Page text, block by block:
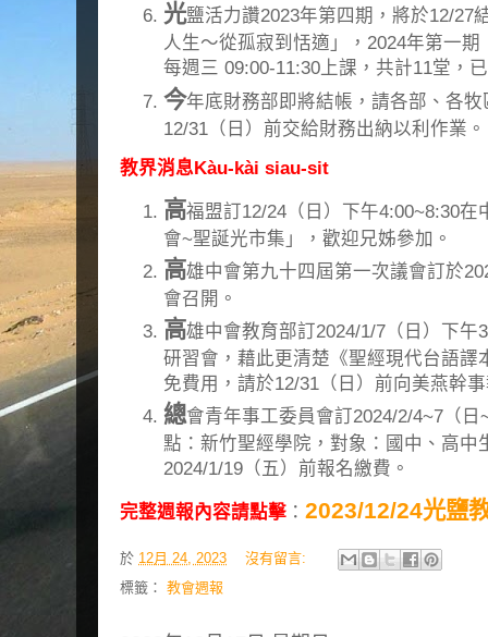
光鹽活力讚2023年第四期，將於12/27
人生～從孤寂到恬適」，2024年第一
每週三 09:00-11:30上課，共計11堂，
今年底財務部即將結帳，請各部、各
12/31（日）前交給財務出納以利作業。
教界消息Kàu-kài siau-sit
高福盟訂12/24（日）下午4:00~8:30
會~聖誕光市集」，歡迎兄姊參加。
高雄中會第九十四屆第一次議會訂於
會召開。
高雄中會教育部訂2024/1/7（日）下午
研習會，藉此更清楚《聖經現代台語譯
免費用，請於12/31（日）前向美燕幹
總會青年事工委員會訂2024/2/4~7（
點：新竹聖經學院，對象：國中、高
2024/1/19（五）前報名繳費。
完整週報內容請點擊 ： 2023/12/24光鹽
於 12月 24, 2023
沒有留言:
標籤： 教會週報